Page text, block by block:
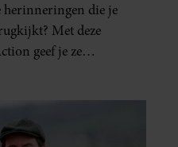
die je
Met deze
geef je ze